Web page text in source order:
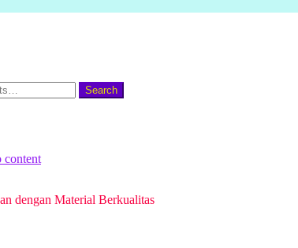
Search
content
dengan Material Berkualitas